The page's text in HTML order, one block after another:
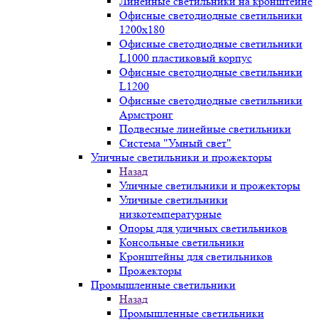
Офисные светодиодные светильники
1200x180
Офисные светодиодные светильники
L1000 пластиковый корпус
Офисные светодиодные светильники
L1200
Офисные светодиодные светильники
Армстронг
Подвесные линейные светильники
Система "Умный свет"
Уличные светильники и прожекторы
Назад
Уличные светильники и прожекторы
Уличные светильники
низкотемпературные
Опоры для уличных светильников
Консольные светильники
Кронштейны для светильников
Прожекторы
Промышленные светильники
Назад
Промышленные светильники